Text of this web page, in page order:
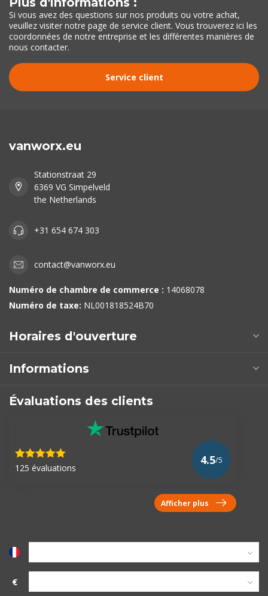
Si vous avez des questions sur nos produits ou votre achat,
veuillez visiter notre page de service client. Vous trouverez ici les
coordonnées de notre entreprise et les différentes manières de
nous contacter.
Service client
vanworx.eu
Stationstraat 29
6369 VG Simpelveld
the Netherlands
+31 654 674 303
contact@vanworx.eu
Numéro de chambre de commerce : 14068078
Numéro de taxe: NL001818524B70
Horaires d'ouverture
Informations
Évaluations des clients
125 évaluations
4.5/5
Afficher plus
€